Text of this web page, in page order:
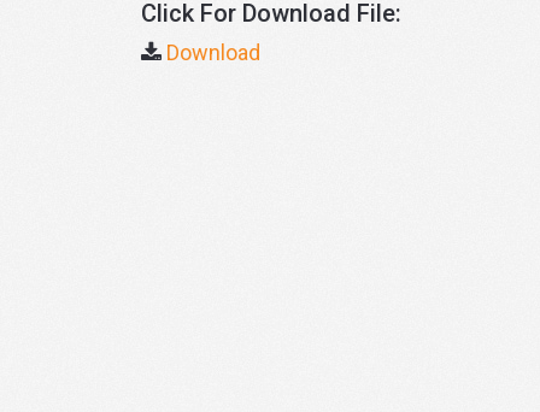
Click For Download File:
Download